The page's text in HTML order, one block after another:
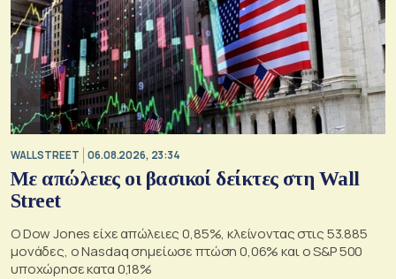
WALL STREET 06.08.2026, 23:34
Με απώλειες οι βασικοί δείκτες στη Wall
Street
Ο Dow Jones είχε απώλειες 0,85%, κλείνοντας στις 53.885
μονάδες, ο Nasdaq σημείωσε πτώση 0,06% και ο S&P 500
υποχώρησε κατα 0,18%